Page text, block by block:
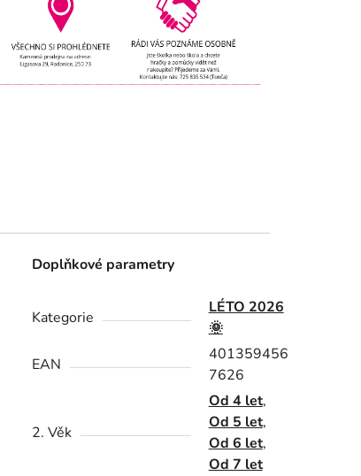
Doplňkové parametry
Kategorie
LÉTO 2026
🌞
EAN
401359456
7626
2. Věk
Od 4 let,
Od 5 let,
Od 6 let,
Od 7 let